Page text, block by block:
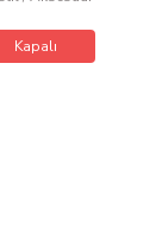
Kapalı